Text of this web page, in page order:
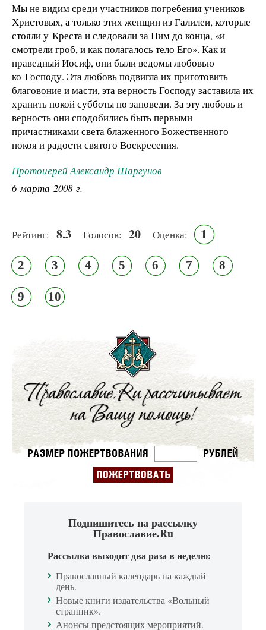
Мы не видим среди участников погребения учеников
Христовых, а только этих женщин из Галилеи, которые
стояли у Креста и следовали за Ним до конца, «и
смотрели гроб, и как полагалось тело Его». Как и
праведный Иосиф, они были ведомы любовью
ко Господу. Эта любовь подвигла их приготовить
благовоние и масти, эта верность Господу заставила их
хранить покой субботы по заповеди. За эту любовь и
верность они сподобились быть первыми
причастниками света блаженного Божественного
покоя и радости святого Воскресения.
Протоиерей Александр Шаргунов
6 марта 2008 г.
Рейтинг: 8.3 Голосов: 20 Оценка: 1
2 3 4 5 6 7 8
9 10
Подпишитесь на рассылку
Православие.Ru
Рассылка выходит два раза в неделю:
Православный календарь на каждый
день.
Новые книги издательства «Вольный
странник».
Анонсы предстоящих мероприятий.